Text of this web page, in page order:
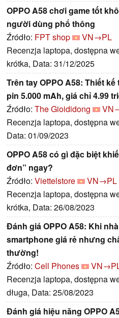
OPPO A58 chơi game tốt
người dùng phổ thông
Źródło: FPT shop
VN→PL
Recenzja laptopa, dostępna
krótka, Data: 31/12/2025
Trên tay OPPO A58: Thiết
pin 5.000 mAh, giá chỉ 4.99
Źródło: The Gioididong
Recenzja laptopa, dostępna
Data: 01/09/2023
OPPO A58 có gì đặc biệt
đơn” ngay?
Źródło: Viettelstore
VN→PL
Recenzja laptopa, dostępna
krótka, Data: 26/08/2023
Đánh giá OPPO A58: Khi
smartphone giá rẻ nhưng
thường!
Źródło: Cell Phones
Recenzja laptopa, dostępna
długa, Data: 25/08/2023
Đánh giá hiệu năng OPPO